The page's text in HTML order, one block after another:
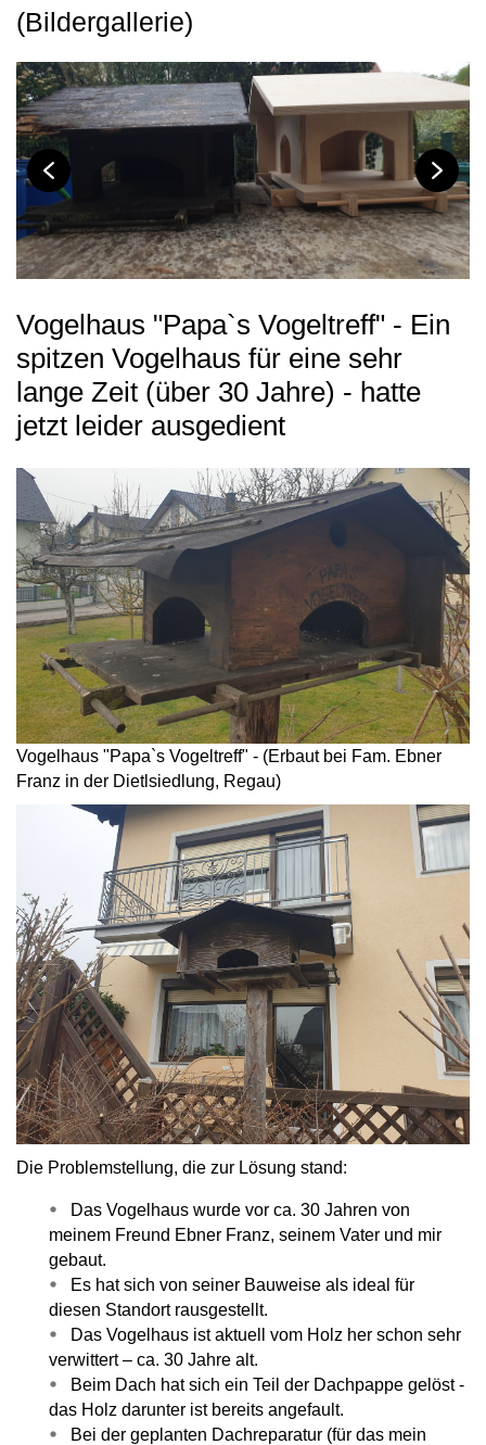
(Bildergallerie)
Vogelhaus "Papa`s Vogeltreff" - Ein
spitzen Vogelhaus für eine sehr
lange Zeit (über 30 Jahre) - hatte
jetzt leider ausgedient
Vogelhaus "Papa`s Vogeltreff" - (Erbaut bei Fam. Ebner
Franz in der Dietlsiedlung, Regau)
Die Problemstellung, die zur Lösung stand:
Das Vogelhaus wurde vor ca. 30 Jahren von
meinem Freund Ebner Franz, seinem Vater und mir
gebaut.
Es hat sich von seiner Bauweise als ideal für
diesen Standort rausgestellt.
Das Vogelhaus ist aktuell vom Holz her schon sehr
verwittert – ca. 30 Jahre alt.
Beim Dach hat sich ein Teil der Dachpappe gelöst -
das Holz darunter ist bereits angefault.
Bei der geplanten Dachreparatur (für das mein